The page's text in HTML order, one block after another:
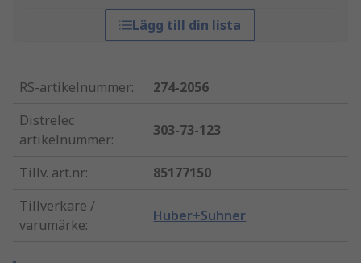
Lägg till din lista
RS-artikelnummer:
274-2056
Distrelec
artikelnummer:
303-73-123
Tillv. art.nr:
85177150
Tillverkare /
varumärke:
Huber+Suhner